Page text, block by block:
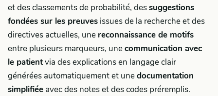
et des classements de probabilité, dessuggestions
fondées sur les preuves issues de la recherche et des
directives actuelles, une reconnaissance de motifs
entre plusieurs marqueurs, unecommunication avec
le patientvia des explications en langage clair
générées automatiquement et unedocumentation
simplifiée avec des notes et des codes préremplis.